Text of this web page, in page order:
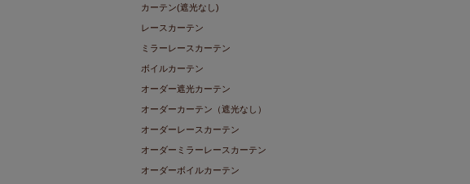
カーテン(遮光なし)
レースカーテン
ミラーレースカーテン
ボイルカーテン
オーダー遮光カーテン
オーダーカーテン（遮光なし）
オーダーレースカーテン
オーダーミラーレースカーテン
オーダーボイルカーテン